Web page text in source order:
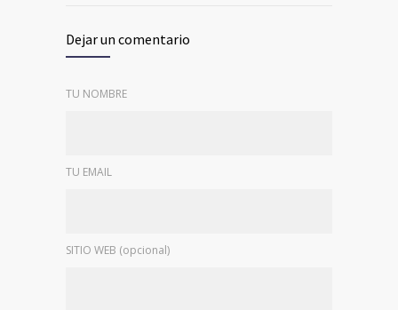
Dejar un comentario
TU NOMBRE
TU EMAIL
SITIO WEB (opcional)